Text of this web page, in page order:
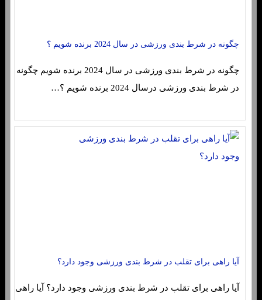
چگونه در شرط بندی ورزشی در سال 2024 برنده شویم ؟
چگونه در شرط بندی ورزشی در سال 2024 برنده شویم چگونه
در شرط بندی ورزشی درسال 2024 برنده شویم ؟…
آیا راهی برای تقلب در شرط بندی ورزشی وجود دارد؟
آیا راهی برای تقلب در شرط بندی ورزشی وجود دارد؟ آیا راهی